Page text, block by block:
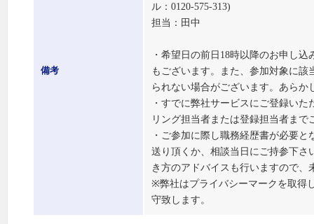
備考
ル：0120-575-313)
担当：田中
・希望日の前日18時以降のお申し
もございます。また、参加対象に
られない場合がございます。あらか
・すでに弊社サービスにご登録い
リング担当者または登録担当者まで
・ご参加に際し職務経歴書が必要
送り頂くか、相談当日にご持参下さ
き方のアドバイスも行いますので
※弊社はプライバシーマークを取得
守致します。